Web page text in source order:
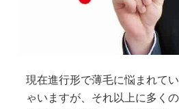
現在進行形で薄毛に悩まれて
ゃいますが、それ以上に多く